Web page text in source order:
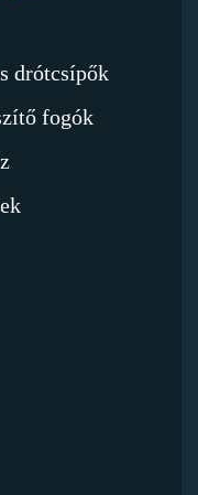
drótcsípők
fogók